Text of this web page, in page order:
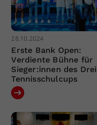
28.10.2024
Erste Bank Open:
Verdiente Bühne für
Sieger:innen des Drei
Tennisschulcups